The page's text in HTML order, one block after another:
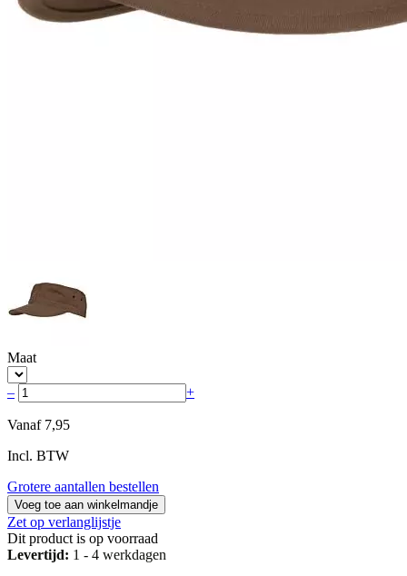
Maat
– +
Vanaf 7,95
Incl. BTW
Grotere aantallen bestellen
Voeg toe aan winkelmandje
Zet op verlanglijstje
Dit product is op voorraad
Levertijd: 1 - 4 werkdagen